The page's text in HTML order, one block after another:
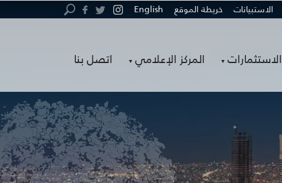
الاستبيانات خريطة الموقع English
الاستثمارات المركز الإعلامي اتصل بنا